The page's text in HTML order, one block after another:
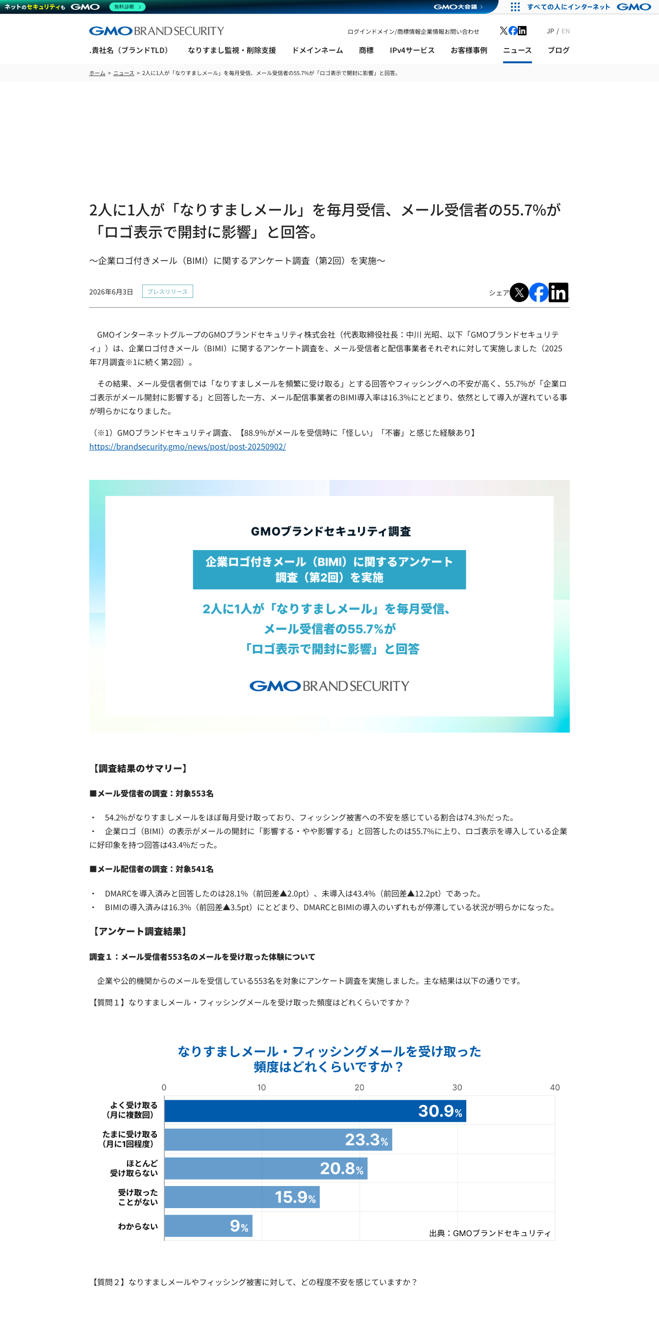
ログイン ドメイン/商標情報企業情報お問い合わせ JP EN
.貴社名（ブランドTLD） なりすまし監視・削除支援 ドメインネーム 商標 IPv4サービス お客様事例 ニュース ブログ
ホーム ニュース 2人に1人が「なりすましメール」を毎月受信、メール受信者の55.7%が「ロゴ表示で開封に影響」と回答。
2人に1人が「なりすましメール」を毎月受信、メール受信者の55.7%が
「ロゴ表示で開封に影響」と回答。
～企業ロゴ付きメール（BIMI）に関するアンケート調査（第2回）を実施～
2026年6月3日 プレスリリース シェア
GMOインターネットグループのGMOブランドセキュリティ株式会社（代表取締役社長：中川 光昭、以下「GMOブランドセキュリテ
ィ」）は、企業ロゴ付きメール（BIMI）に関するアンケート調査を、メール受信者と配信事業者それぞれに対して実施しました（2025
年7月調査※1に続く第2回）。
その結果、メール受信者側では「なりすましメールを頻繁に受け取る」とする回答やフィッシングへの不安が高く、55.7%が「企業ロ
ゴ表示がメール開封に影響する」と回答した一方、メール配信事業者のBIMI導入率は16.3%にとどまり、依然として導入が遅れている事
が明らかになりました。
（※1）GMOブランドセキュリティ調査、【88.9％がメールを受信時に「怪しい」「不審」と感じた経験あり】
https://brandsecurity.gmo/news/post/post-20250902/
【調査結果のサマリー】
■メール受信者の調査：対象553名
・ 54.2%がなりすましメールをほぼ毎月受け取っており、フィッシング被害への不安を感じている割合は74.3%だった。
・ 企業ロゴ（BIMI）の表示がメールの開封に「影響する・やや影響する」と回答したのは55.7%に上り、ロゴ表示を導入している企業
に好印象を持つ回答は43.4%だった。
■メール配信者の調査：対象541名
・ DMARCを導入済みと回答したのは28.1%（前回差▲2.0pt）、未導入は43.4%（前回差▲12.2pt）であった。
・ BIMIの導入済みは16.3%（前回差▲3.5pt）にとどまり、DMARCとBIMIの導入のいずれもが停滞している状況が明らかになった。
【アンケート調査結果】
調査１：メール受信者553名のメールを受け取った体験について
企業や公的機関からのメールを受信している553名を対象にアンケート調査を実施しました。主な結果は以下の通りです。
【質問１】なりすましメール・フィッシングメールを受け取った頻度はどれくらいですか？
【質問２】なりすましメールやフィッシング被害に対して、どの程度不安を感じていますか？
無料診断